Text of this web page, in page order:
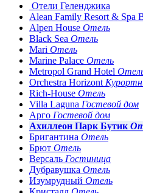
Отели Геленджика
Alean Family Resort & Spa
Alpen House Отель
Black Sea Отель
Mari Отель
Marine Palace Отель
Metropol Grand Hotel
Orchestra Horizont
Rich-House Отель
Villa Laguna Гостевой дом
Арго Гостевой дом
Ахиллеон Парк Бутик
Бригантина Отель
Брют Отель
Версаль Гостиница
Дубравушка Отель
Изумрудный Отель